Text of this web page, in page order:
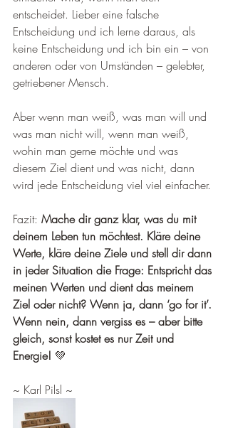
entscheidet. Lieber eine falsche
Entscheidung und ich lerne daraus, als
keine Entscheidung und ich bin ein – von
anderen oder von Umständen – gelebter,
getriebener Mensch.
Aber wenn man weiß, was man will und
was man nicht will, wenn man weiß,
wohin man gerne möchte und was
diesem Ziel dient und was nicht, dann
wird jede Entscheidung viel viel einfacher.
Fazit: Mache dir ganz klar, was du mit
deinem Leben tun möchtest. Kläre deine
Werte, kläre deine Ziele und stell dir dann
in jeder Situation die Frage: Entspricht das
meinen Werten und dient das meinem
Ziel oder nicht? Wenn ja, dann ‘go for it’.
Wenn nein, dann vergiss es – aber bitte
gleich, sonst kostet es nur Zeit und
Energie! 💚
~ Karl Pilsl ~